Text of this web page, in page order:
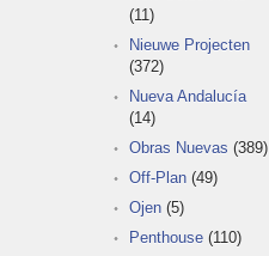
(11)
Nieuwe Projecten
(372)
Nueva Andalucía
(14)
Obras Nuevas (389)
Off-Plan (49)
Ojen (5)
Penthouse (110)